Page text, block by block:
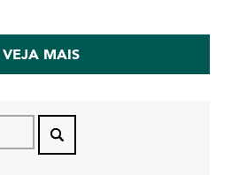
VEJA MAIS